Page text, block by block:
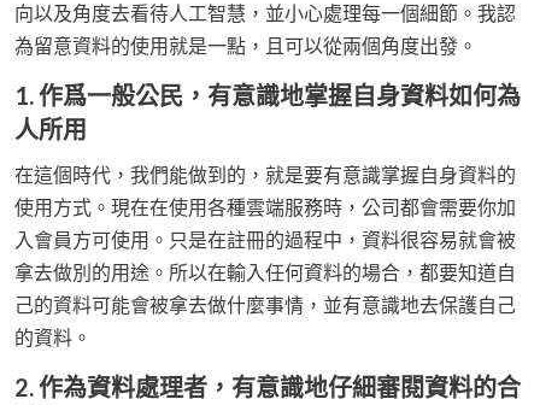
向以及角度去看待人工智慧，並小心處理每一個細節。我認
為留意資料的使用就是一點，且可以從兩個角度出發。
1. 作爲一般公民，有意識地掌握自身資料如何為
人所用
在這個時代，我們能做到的，就是要有意識掌握自身資料的
使用方式。現在在使用各種雲端服務時，公司都會需要你加
入會員方可使用。只是在註冊的過程中，資料很容易就會被
拿去做別的用途。所以在輸入任何資料的場合，都要知道自
己的資料可能會被拿去做什麼事情，並有意識地去保護自己
的資料。
2. 作為資料處理者，有意識地仔細審閱資料的合